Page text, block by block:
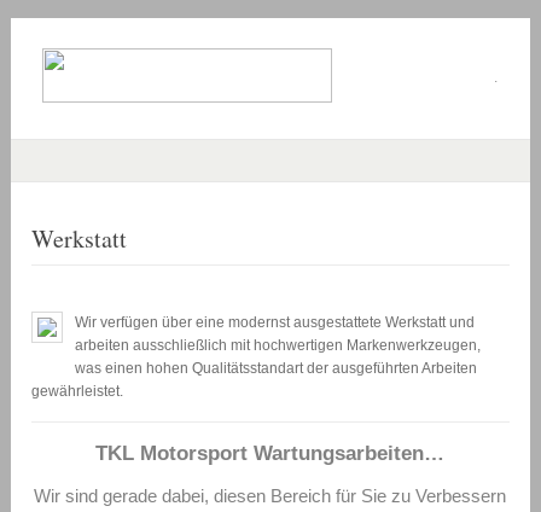
.
Werkstatt
Wir verfügen über eine modernst ausgestattete Werkstatt und
arbeiten ausschließlich mit hochwertigen Markenwerkzeugen,
was einen hohen Qualitätsstandart der ausgeführten Arbeiten
gewährleistet.
TKL Motorsport Wartungsarbeiten…
Wir sind gerade dabei, diesen Bereich für Sie zu Verbessern